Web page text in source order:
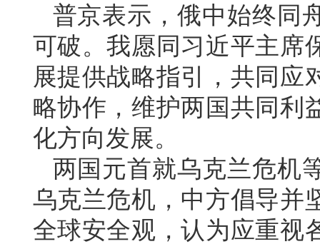
普京表示，俄中始终同
可破。我愿同习近平主席
展提供战略指引，共同应
略协作，维护两国共同利
化方向发展。
两国元首就乌克兰危机
乌克兰危机，中方倡导并
全球安全观，认为应重视